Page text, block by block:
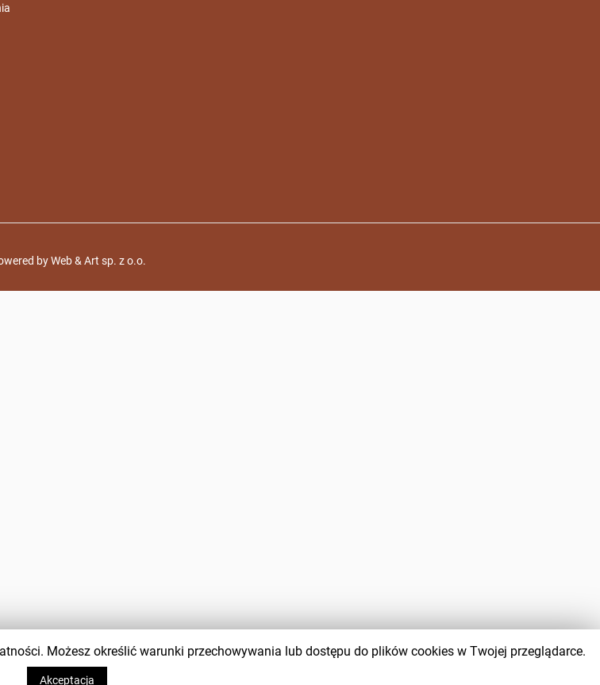
byWeb & Art sp. z o.o.
Możesz określić warunki przechowywania lub dostępu do plików cookies w Twojej przeglądarce.
Akceptacja